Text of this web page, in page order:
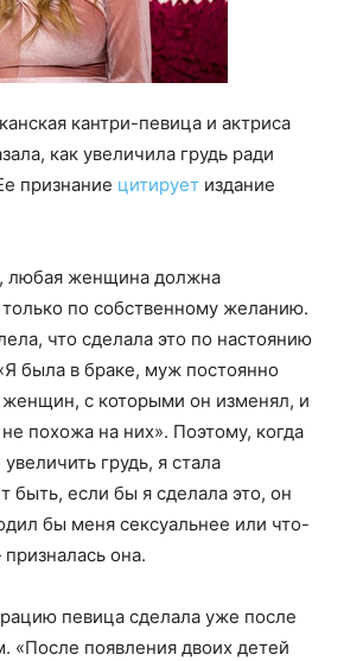
кантри-певица и актриса
как увеличила грудь ради
признание цитирует издание
любая женщина должна
только по собственному желанию.
что сделала это по настоянию
была в браке, муж постоянно
с которыми он изменял, и
похожа на них». Поэтому, когда
грудь, я стала
быть, если бы я сделала это, он
бы меня сексуальнее или что-
она.
певица сделала уже после
«После появления двоих детей